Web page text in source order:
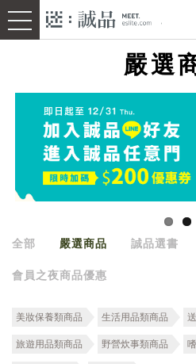
嚴選
全部 嚴選商品 誠品選書
會員之夜商品優惠
美妝保養類商品 生活用品類商品
旅遊用品類商品 野營炊事類商品